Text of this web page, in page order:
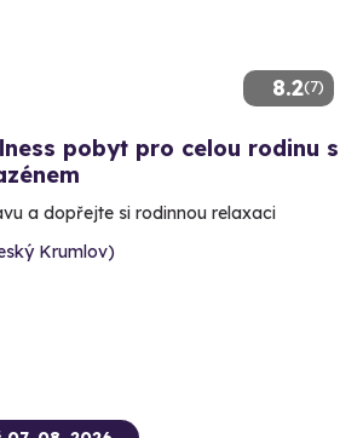
8.2(7)
pobyt pro celou rodinu s
a dopřejte si rodinnou relaxaci
Krumlov)